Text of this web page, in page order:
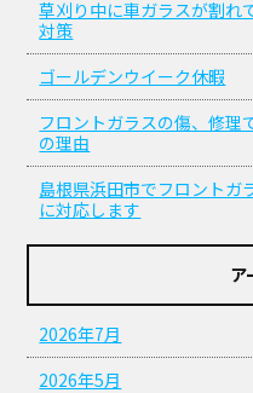
草刈り中に車ガラスが割れ
対策
ゴールデンウイーク休暇
フロントガラスの傷、修理
の理由
島根県浜田市でフロントガ
に対応します
ア
2026年7月
2026年5月